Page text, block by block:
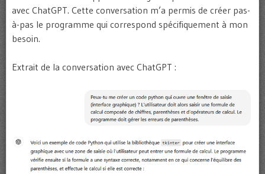
avec ChatGPT. Cette conversation m’a permis de créer pas-
à-pas le programme qui correspond spécifiquement à mon
besoin.
Extrait de la conversation avec ChatGPT :